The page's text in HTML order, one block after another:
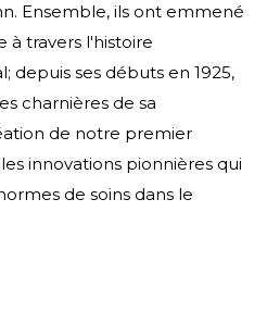
Ensemble, ils ont emmené
à travers l'histoire
depuis ses débuts en 1925,
charnières de sa
de notre premier
innovations pionnières qui
de soins dans le